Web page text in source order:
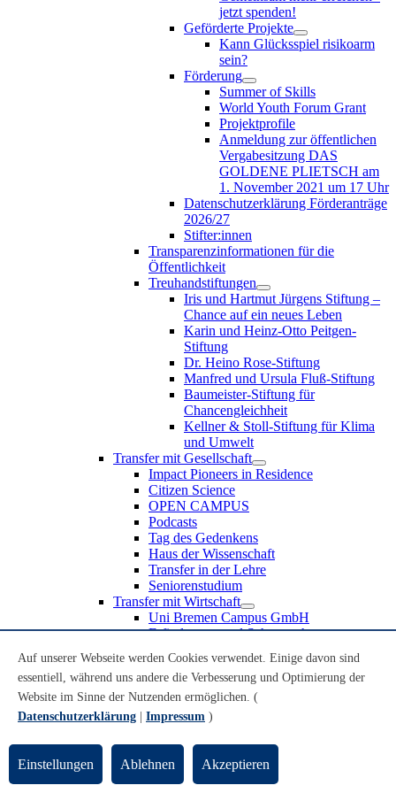
jetzt spenden!
Geförderte Projekte
Kann Glücksspiel risikoarm
sein?
Förderung
Summer of Skills
World Youth Forum Grant
Projektprofile
Anmeldung zur öffentlichen
Vergabesitzung DAS
GOLDENE PLIETSCH am
1. November 2021 um 17 Uhr
Datenschutzerklärung Förderanträge
2026/27
Stifter:innen
Transparenzinformationen für die
Öffentlichkeit
Treuhandstiftungen
Iris und Hartmut Jürgens Stiftung –
Chance auf ein neues Leben
Karin und Heinz-Otto Peitgen-
Stiftung
Dr. Heino Rose-Stiftung
Manfred und Ursula Fluß-Stiftung
Baumeister-Stiftung für
Chancengleichheit
Kellner & Stoll-Stiftung für Klima
und Umwelt
Transfer mit Gesellschaft
Impact Pioneers in Residence
Citizen Science
OPEN CAMPUS
Podcasts
Tag des Gedenkens
Haus der Wissenschaft
Transfer in der Lehre
Seniorenstudium
Transfer mit Wirtschaft
Uni Bremen Campus GmbH
Erfindungen und Schutzrechte
Recruiting an der Universität Bremen
Weiterbildung an der Universität Bremen
Transfer mit Schule
Schülerinnen und Schüler
Schulklassen
Lehrkräfte
Gründungsunterstützung
Auf unserer Webseite werden Cookies verwendet. Einige davon sind
essentiell, während uns andere die Verbesserung und Optimierung der
Website im Sinne der Nutzenden ermöglichen. (
Datenschutzerklärung
Impressum )
Einstellungen Ablehnen Akzeptieren